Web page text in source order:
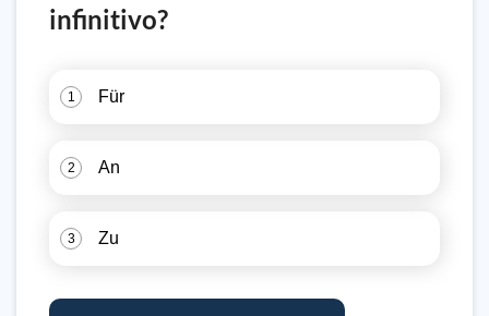
infinitivo?
1 Für
2 An
3 Zu